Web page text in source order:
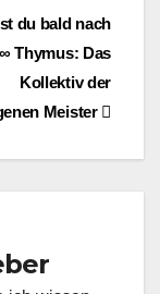
du bald nach
Thymus: Das
Kollektiv der
Meister